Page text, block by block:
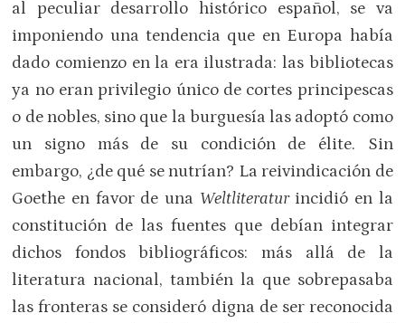
al peculiar desarrollo histórico español, se va
imponiendo una tendencia que en Europa había
dado comienzo en la era ilustrada: las bibliotecas
ya no eran privilegio único de cortes principescas
o de nobles, sino que la burguesía las adoptó como
un signo más de su condición de élite. Sin
embargo, ¿de qué se nutrían? La reivindicación de
Goethe en favor de una Weltliteraturincidió en la
constitución de las fuentes que debían integrar
dichos fondos bibliográficos: más allá de la
literatura nacional, también la que sobrepasaba
las fronteras se consideró digna de ser reconocida